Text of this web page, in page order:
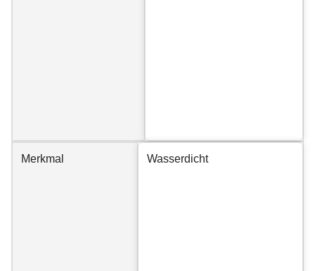
Merkmal Wasserdicht